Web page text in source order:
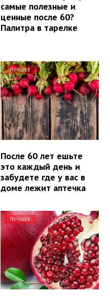
самые полезные и
ценные после 60?
Палитра в тарелке
ЛУЧШЕЕ
После 60 лет ешьте
это каждый день и
забудете где у вас в
доме лежит аптечка
ЛУЧШЕЕ